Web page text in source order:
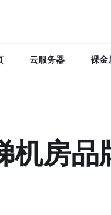
云服务器 裸金
机房品